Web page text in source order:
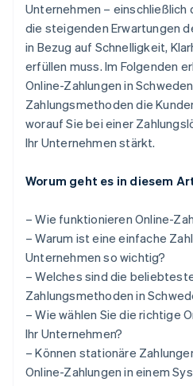
Unternehmen – einschließlich
die steigenden Erwartungen
in Bezug auf Schnelligkeit,
erfüllen muss. Im Folgenden
Online-Zahlungen in
Zahlungsmethoden die
worauf Sie bei einer
Ihr Unternehmen stärkt.
Worum geht es in diesem
– Wie funktionieren Online-
– Warum ist eine einfache
Unternehmen so wichtig?
– Welches sind die
Zahlungsmethoden in
– Wie wählen Sie die richtige
Ihr Unternehmen?
– Können stationäre
Online-Zahlungen in einem